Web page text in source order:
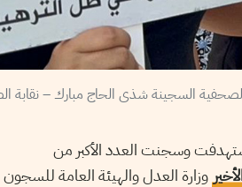
استهدفت وسجنت العدد الأكبر من
وزارة العدل والهيئة العامة للسجون